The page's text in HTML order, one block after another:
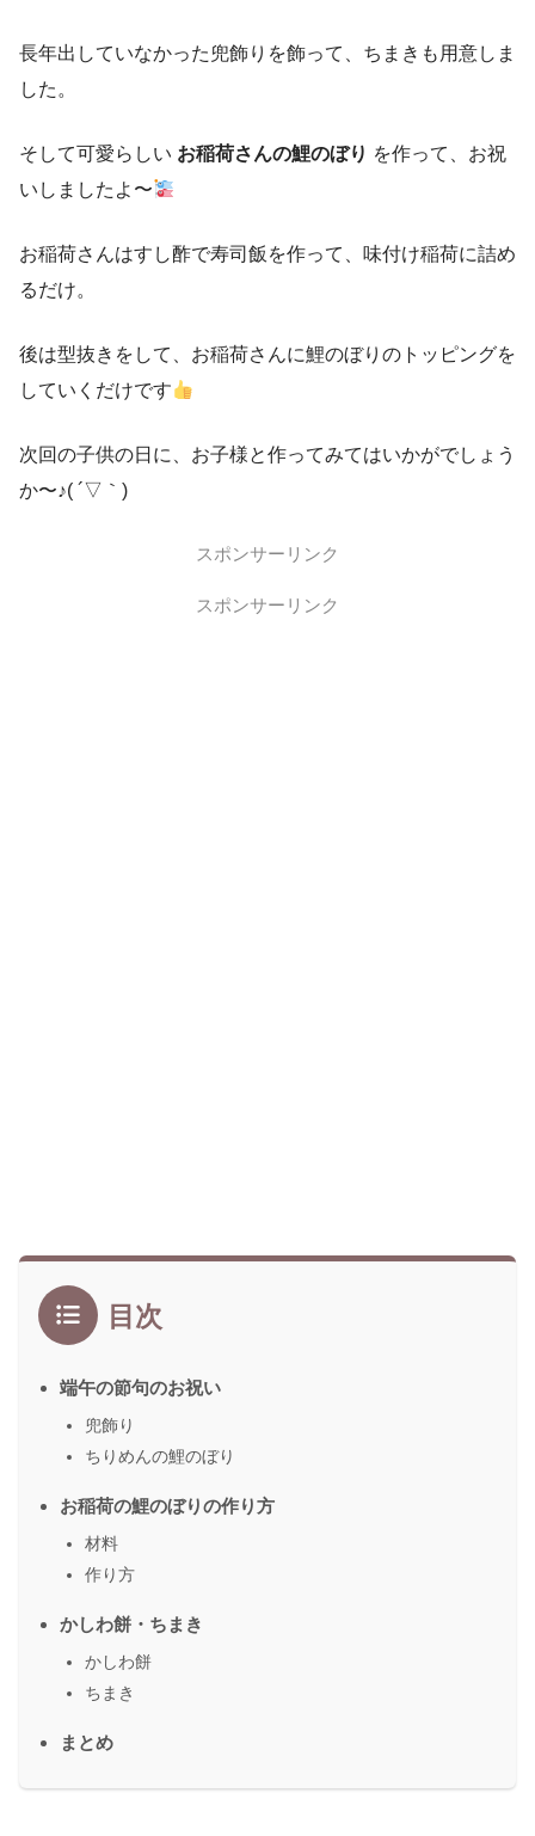
長年出していなかった兜飾りを飾って、ちまきも用意しま
した。
そして可愛らしい お稲荷さんの鯉のぼり を作って、お祝
いしましたよ〜
お稲荷さんはすし酢で寿司飯を作って、味付け稲荷に詰め
るだけ。
後は型抜きをして、お稲荷さんに鯉のぼりのトッピングを
していくだけです
次回の子供の日に、お子様と作ってみてはいかがでしょう
か〜♪( ´▽｀)
スポンサーリンク
スポンサーリンク
目次
端午の節句のお祝い
兜飾り
ちりめんの鯉のぼり
お稲荷の鯉のぼりの作り方
材料
作り方
かしわ餅・ちまき
かしわ餅
ちまき
まとめ